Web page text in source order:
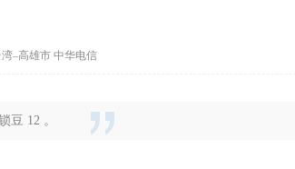
–高雄市 中华电信
豆 12 。